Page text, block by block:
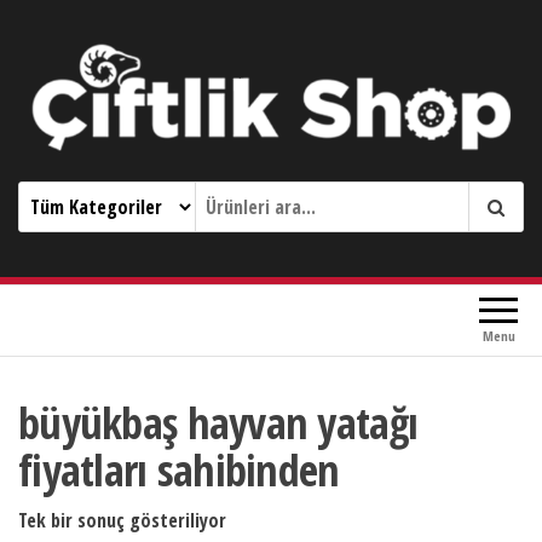
Çiftlik Shop 0533 644 3989
Menu
büyükbaş hayvan yatağı
fiyatları sahibinden
Tek bir sonuç gösteriliyor